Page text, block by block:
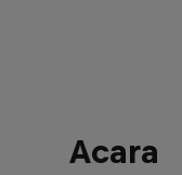
Acara